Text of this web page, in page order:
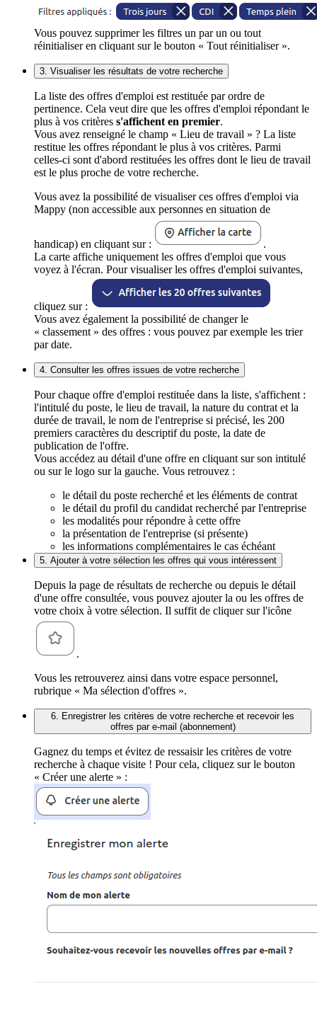
Vous pouvez supprimer les filtres un par un ou tout
réinitialiser en cliquant sur le bouton « Tout réinitialiser ».
3. Visualiser les résultats de votre recherche
La liste des offres d'emploi est restituée par ordre de
pertinence. Cela veut dire que les offres d'emploi répondant le
plus à vos critères s'affichent en premier.
Vous avez renseigné le champ « Lieu de travail » ? La liste
restitue les offres répondant le plus à vos critères. Parmi
celles-ci sont d'abord restituées les offres dont le lieu de travail
est le plus proche de votre recherche.
Vous avez la possibilité de visualiser ces offres d'emploi via
Mappy (non accessible aux personnes en situation de
handicap) en cliquant sur :
.
La carte affiche uniquement les offres d'emploi que vous
voyez à l'écran. Pour visualiser les offres d'emploi suivantes,
cliquez sur :
Vous avez également la possibilité de changer le
« classement » des offres : vous pouvez par exemple les trier
par date.
4. Consulter les offres issues de votre recherche
Pour chaque offre d'emploi restituée dans la liste, s'affichent :
l'intitulé du poste, le lieu de travail, la nature du contrat et la
durée de travail, le nom de l'entreprise si précisé, les 200
premiers caractères du descriptif du poste, la date de
publication de l'offre.
Vous accédez au détail d'une offre en cliquant sur son intitulé
ou sur le logo sur la gauche. Vous retrouvez :
le détail du poste recherché et les éléments de contrat
le détail du profil du candidat recherché par l'entreprise
les modalités pour répondre à cette offre
la présentation de l'entreprise (si présente)
les informations complémentaires le cas échéant
5. Ajouter à votre sélection les offres qui vous intéressent
Depuis la page de résultats de recherche ou depuis le détail
d'une offre consultée, vous pouvez ajouter la ou les offres de
votre choix à votre sélection. Il suffit de cliquer sur l'icône
.
Vous les retrouverez ainsi dans votre espace personnel,
rubrique « Ma sélection d'offres ».
6. Enregistrer les critères de votre recherche et recevoir les
offres par e-mail (abonnement)
Gagnez du temps et évitez de ressaisir les critères de votre
recherche à chaque visite ! Pour cela, cliquez sur le bouton
« Créer une alerte » :